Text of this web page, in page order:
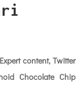
content, Twitter
Chocolate Chip